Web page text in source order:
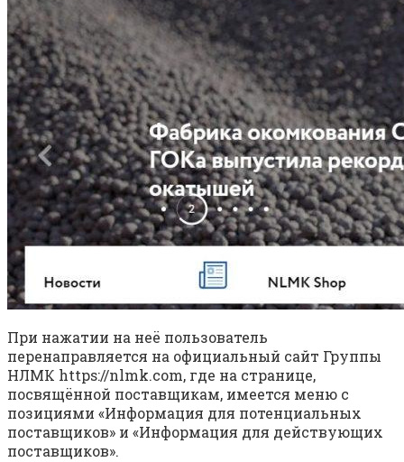
При нажатии на неё пользователь
перенаправляется на официальный сайт Группы
НЛМК https://nlmk.com, где на странице,
посвящённой поставщикам, имеется меню с
позициями «Информация для потенциальных
поставщиков» и «Информация для действующих
поставщиков».